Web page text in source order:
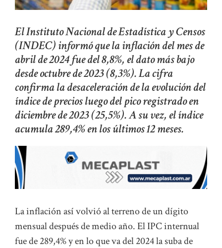
El Instituto Nacional de Estadística y Censos
(INDEC) informó que la inflación del mes de
abril de 2024 fue del 8,8%, el dato más bajo
desde octubre de 2023 (8,3%). La cifra
confirma la desaceleración de la evolución del
índice de precios luego del pico registrado en
diciembre de 2023 (25,5%). A su vez, el índice
acumula 289,4% en los últimos 12 meses.
La inflación así volvió al terreno de un dígito
mensual después de medio año. El IPC internual
fue de 289,4% y en lo que va del 2024 la suba de